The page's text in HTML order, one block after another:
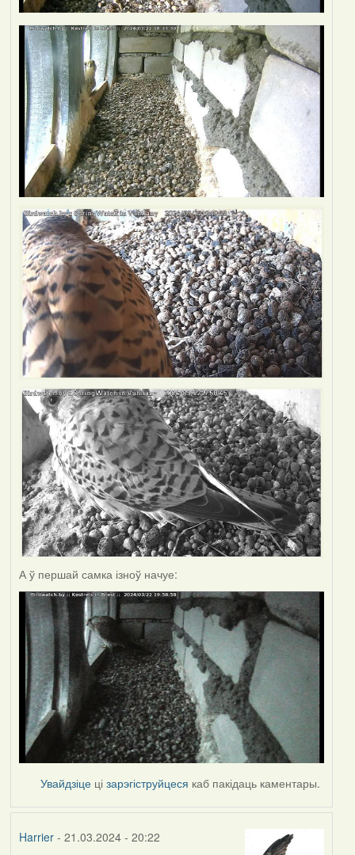
А ў першай самка ізноў начуе:
Увайдзіце цізарэгіструйцеся каб пакідаць каментары.
Harrier- 21.03.2024 - 20:22